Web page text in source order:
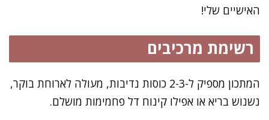
האישיים שלי!
רשימת מרכיבים
המתכון מספיק ל-2-3 כוסות נדיבות, מעולה לארוחת בוקר,
נשנוש בריא או אפילו קינוח דל פחמימות מושלם.